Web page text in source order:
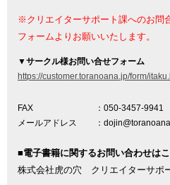
※クリエイターサポート課へのお問
フォームよりお願いいたします。
▼サークル様お問い合せフォーム
https://customer.toranoana.jp/form/
FAX
：050-3457-9941
メールアドレス
：
■電子書籍に関するお問い合わせは
株式会社虎の穴 クリエイターサ